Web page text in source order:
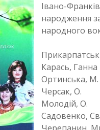
Івано-
народження
народного
Карась, Ганна
Ортинська, М.
Черсак, О.
Молодій, О.
Садовенко,